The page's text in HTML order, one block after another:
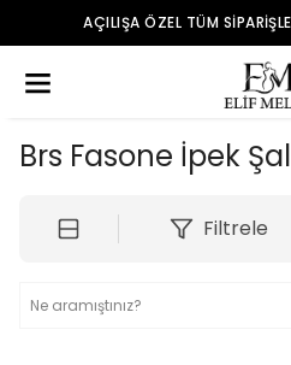
Brs Fasone İpek Şal
Filtrele